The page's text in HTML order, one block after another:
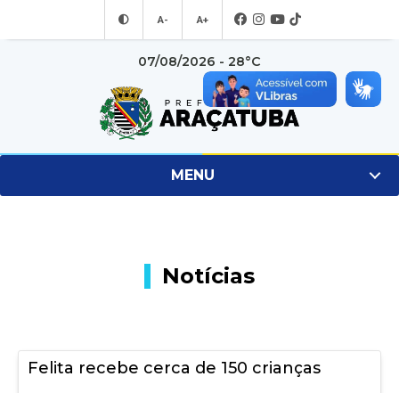
A- A+
07/08/2026 - 28°C
MENU
Notícias
Felita recebe cerca de 150 crianças